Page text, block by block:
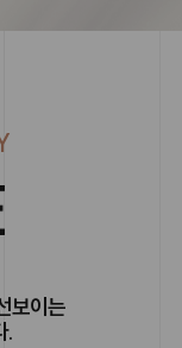
보이는
.